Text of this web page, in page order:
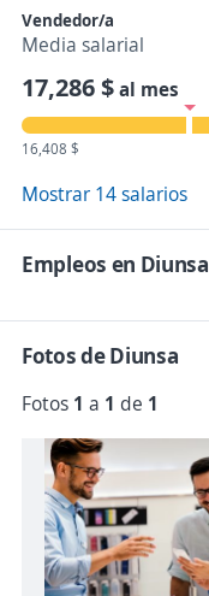
Vendedor/a
Media salarial
17,286 $al mes
16,408 $
Mostrar 14 salarios
Empleos en Diunsa
Fotos de Diunsa
Fotos 1 a 1 de 1